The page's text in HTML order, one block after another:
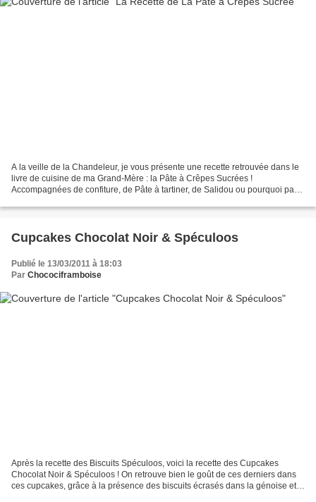
A la veille de la Chandeleur, je vous présente une recette retrouvée dans le
livre de cuisine de ma Grand-Mère : la Pâte à Crêpes Sucrées !
Accompagnées de confiture, de Pâte à tartiner, de Salidou ou pourquoi pas
Cupcakes Chocolat Noir & Spéculoos
Publié le 13/03/2011 à 18:03
Par Chocociframboise
Après la recette des Biscuits Spéculoos, voici la recette des Cupcakes
Chocolat Noir & Spéculoos ! On retrouve bien le goût de ces derniers dans
ces cupcakes, grâce à la présence des biscuits écrasés dans la génoise et